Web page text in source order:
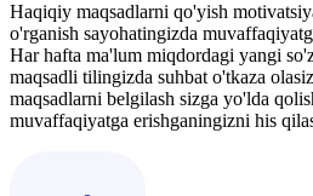
Haqiqiy maqsadlarni qo'yish
o'rganish sayohatingizda
Har hafta ma'lum miqdordagi yangi
maqsadli tilingizda suhbat o'tkaza
maqsadlarni belgilash sizga yo'lda
muvaffaqiyatga erishganingizni his